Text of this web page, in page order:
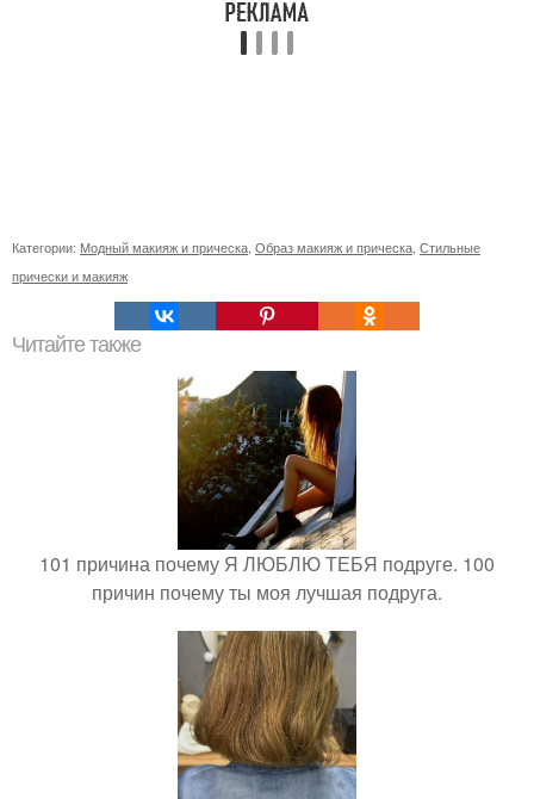
Категории: Модный макияж и прическа Образ макияж и прическа Стильные
прически и макияж
Читайте также
101 причина почему Я ЛЮБЛЮ ТЕБЯ подруге. 100
причин почему ты моя лучшая подруга.